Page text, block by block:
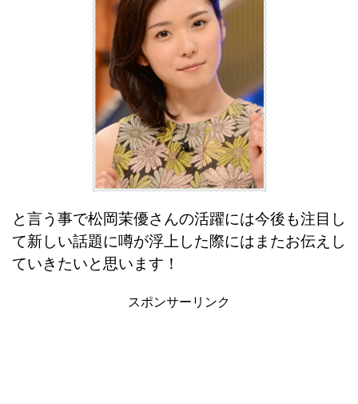
と言う事で松岡茉優さんの活躍には今後も注目し
て新しい話題に噂が浮上した際にはまたお伝えし
ていきたいと思います！
スポンサーリンク